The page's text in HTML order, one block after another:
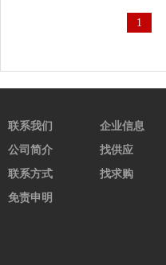
1
联系我们
公司简介
联系方式
免责申明
企业信息
找供应
找求购